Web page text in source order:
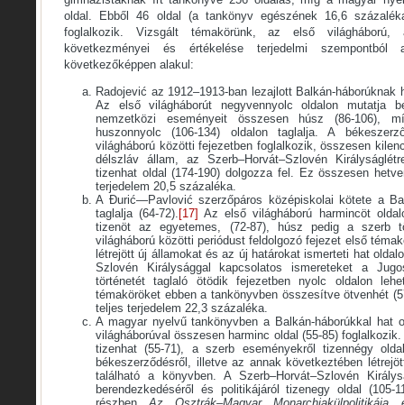
oldal. Ebből 46 oldal (a tankönyv egészének 16,6
foglalkozik. Vizsgált témakörünk, az első világháború,
következményei és értékelése terjedelmi
következőképpen alakul:
Radojević az 1912–1913-ban lezajlott Balkán-háborúknak
Az első világháborút negyvennyolc oldalon mutatja
nemzetközi eseményeit összesen húsz (86-106),
huszonnyolc (106-134) oldalon taglalja. A
világháború közötti fejezetben foglalkozik, összesen
délszláv állam, az Szerb–Horvát–Szlovén
tizenhat oldal (174-190) dolgozza fel. Ez összesen
terjedelem 20,5 százaléka.
A Đurić—Pavlović szerzőpáros középiskolai kötete a
taglalja (64-72). [17] Az első világháború harmincöt
tizenöt az egyetemes, (72-87), húsz pedig a szerb
világháború közötti periódust feldolgozó fejezet első
létrejött új államokat és az új határokat ismerteti hat
Szlovén Királysággal kapcsolatos ismereteket a
történetét taglaló ötödik fejezetben nyolc oldalon
témaköröket ebben a tankönyvben összesítve ötvenhét
teljes terjedelem 22,3 százaléka.
A magyar nyelvű tankönyvben a Balkán-háborúkkal hat
világháborúval összesen harminc oldal (55-85)
tizenhat (55-71), a szerb eseményekről tizennégy
békeszerződésről, illetve az annak következtében
található a könyvben. A Szerb–Horvát–Szlovén
berendezkedéséről és politikájáról tizenegy oldal (105-